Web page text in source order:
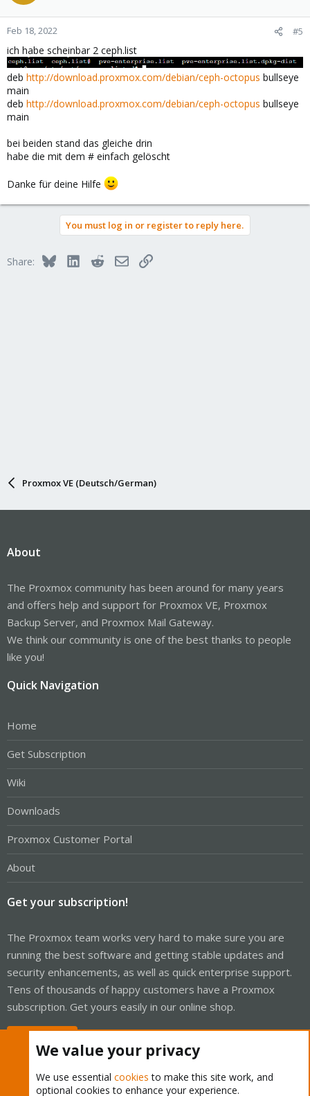
o
n
:
Feb 18, 2022 #5
ich habe scheinbar 2 ceph.list
deb http://download.proxmox.com/debian/ceph-octopus bullseye
main
deb http://download.proxmox.com/debian/ceph-octopus bullseye
main
bei beiden stand das gleiche drin
habe die mit dem # einfach gelöscht
Danke für deine Hilfe
You must log in or register to reply here.
Share: BlueskyLinkedInRedditEmailLink
Proxmox VE (Deutsch/German)
About
The Proxmox community has been around for many years
and offers help and support for Proxmox VE, Proxmox
Backup Server, and Proxmox Mail Gateway.
We think our community is one of the best thanks to people
like you!
Quick Navigation
Home
Get Subscription
Wiki
Downloads
Proxmox Customer Portal
About
Get your subscription!
The Proxmox team works very hard to make sure you are
running the best software and getting stable updates and
security enhancements, as well as quick enterprise support.
Tens of thousands of happy customers have a Proxmox
subscription. Get yours easily in our online shop.
We value your privacy
We use essential cookies to make this site work, and
optional cookies to enhance your experience.